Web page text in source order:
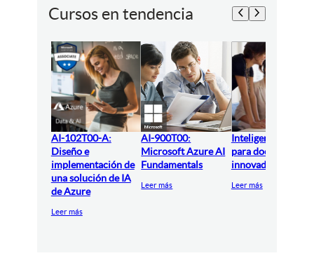
Cursos en tendencia
AI-102T00-A:
Diseño e
implementación de
una solución de IA
de Azure
Leer más
AI-900T00:
Microsoft Azure AI
Fundamentals
Leer más
Inteligencia
para docentes
innovadores
Leer más